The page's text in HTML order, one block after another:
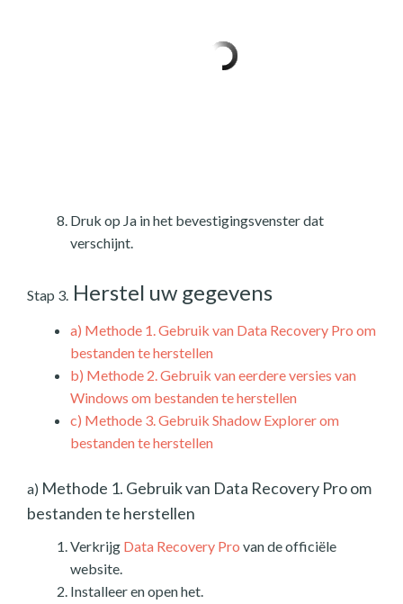
Druk op Ja in het bevestigingsvenster dat
verschijnt.
Stap 3. Herstel uw gegevens
a) Methode 1. Gebruik van Data Recovery Pro om
bestanden te herstellen
b) Methode 2. Gebruik van eerdere versies van
Windows om bestanden te herstellen
c) Methode 3. Gebruik Shadow Explorer om
bestanden te herstellen
a) Methode 1. Gebruik van Data Recovery Pro om
bestanden te herstellen
Verkrijg Data Recovery Pro van de officiële
website.
Installeer en open het.